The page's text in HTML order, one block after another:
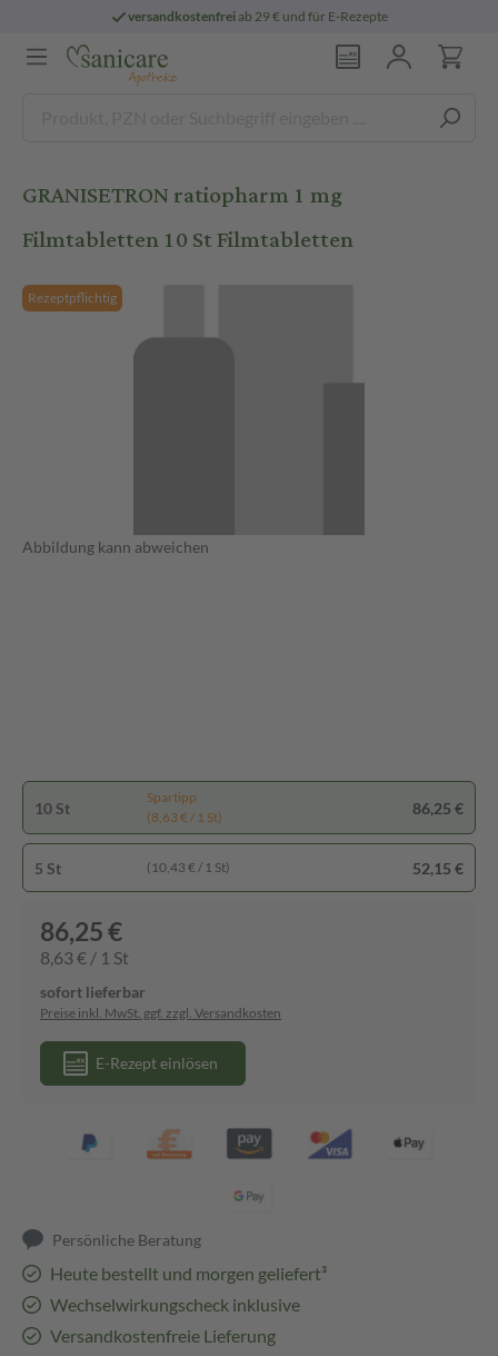
versandkostenfreiab 29 € und für E-Rezepte
GRANISETRON ratiopharm 1 mg
Filmtabletten 10 St Filmtabletten
Rezeptpflichtig
Abbildung kann abweichen
10 St
Spartipp
(8,63 € / 1 St)
86,25 €
5 St (10,43 € / 1 St) 52,15 €
86,25 €
8,63 € / 1 St
sofort lieferbar
Preise inkl. MwSt. ggf. zzgl. Versandkosten
E-Rezept einlösen
Persönliche Beratung
Heute bestellt und morgen geliefert³
Wechselwirkungscheck inklusive
Versandkostenfreie Lieferung